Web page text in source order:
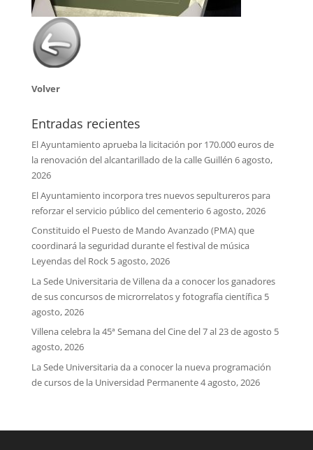
Volver
Entradas recientes
El Ayuntamiento aprueba la licitación por 170.000 euros de
la renovación del alcantarillado de la calle Guillén 6 agosto,
2026
El Ayuntamiento incorpora tres nuevos sepultureros para
reforzar el servicio público del cementerio 6 agosto, 2026
Constituido el Puesto de Mando Avanzado (PMA) que
coordinará la seguridad durante el festival de música
Leyendas del Rock 5 agosto, 2026
La Sede Universitaria de Villena da a conocer los ganadores
de sus concursos de microrrelatos y fotografía científica 5
agosto, 2026
Villena celebra la 45ª Semana del Cine del 7 al 23 de agosto 5
agosto, 2026
La Sede Universitaria da a conocer la nueva programación
de cursos de la Universidad Permanente4 agosto, 2026